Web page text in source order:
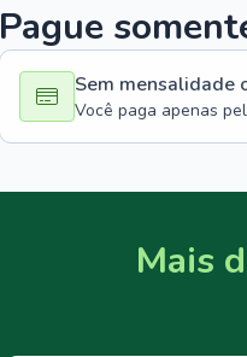
Pague
Sem mensalidade
Você paga apenas
Mais